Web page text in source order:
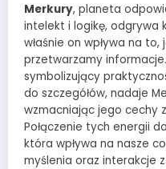
Merkury, planeta
intelekt i logikę, odgrywa
właśnie on wpływa na
przetwarzamy informacje.
symbolizujący
do szczegółów, nadaje
wzmacniając jego cechy
Połączenie tych energii
która wpływa na nasze
myślenia oraz interakcje